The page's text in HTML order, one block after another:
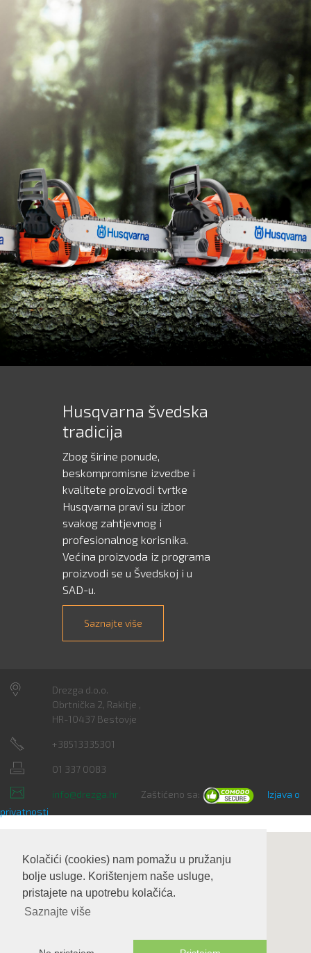
Kolačići (cookies) nam pomažu u pružanju
bolje usluge. Korištenjem naše usluge,
pristajete na upotrebu kolačića.
Saznajte više
Husqvarna švedska
tradicija
Zbog širine ponude,
beskompromisne izvedbe i
kvalitete proizvodi tvrtke
Husqvarna pravi su izbor
svakog zahtjevnog i
profesionalnog korisnika.
Većina proizvoda iz programa
proizvodi se u Švedskoj i u
SAD-u.
Saznajte više
Drezga d.o.o.
Obrtnička 2, Rakitje ,
HR-10437 Bestovje
+38513335301
01 337 0083
info@drezga.hr Zaštićeno sa:
Izjava o
privatnosti